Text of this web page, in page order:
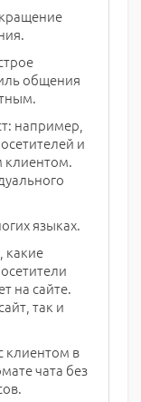
общения
например,
и
клиентом.
языках.
какие
на сайте.
так и
клиентом в
чата без